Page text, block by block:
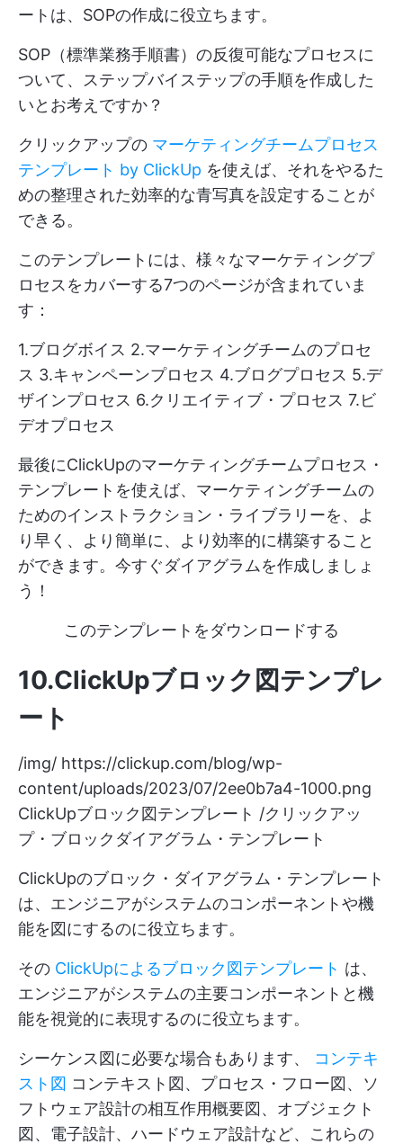
ートは、SOPの作成に役立ちます。
SOP（標準業務手順書）の反復可能なプロセスに
ついて、ステップバイステップの手順を作成した
いとお考えですか？
クリックアップの マーケティングチームプロセス
テンプレート by ClickUp を使えば、それをやるた
めの整理された効率的な青写真を設定することが
できる。
このテンプレートには、様々なマーケティングプ
ロセスをカバーする7つのページが含まれていま
す：
1.ブログボイス 2.マーケティングチームのプロセ
ス 3.キャンペーンプロセス 4.ブログプロセス 5.デ
ザインプロセス 6.クリエイティブ・プロセス 7.ビ
デオプロセス
最後にClickUpのマーケティングチームプロセス・
テンプレートを使えば、マーケティングチームの
ためのインストラクション・ライブラリーを、よ
り早く、より簡単に、より効率的に構築すること
ができます。今すぐダイアグラムを作成しましょ
う！
このテンプレートをダウンロードする
10.ClickUpブロック図テンプレ
ート
/img/ https://clickup.com/blog/wp-
content/uploads/2023/07/2ee0b7a4-1000.png
ClickUpブロック図テンプレート /クリックアッ
プ・ブロックダイアグラム・テンプレート
ClickUpのブロック・ダイアグラム・テンプレート
は、エンジニアがシステムのコンポーネントや機
能を図にするのに役立ちます。
その ClickUpによるブロック図テンプレート は、
エンジニアがシステムの主要コンポーネントと機
能を視覚的に表現するのに役立ちます。
シーケンス図に必要な場合もあります、 コンテキ
スト図 コンテキスト図、プロセス・フロー図、ソ
フトウェア設計の相互作用概要図、オブジェクト
図、電子設計、ハードウェア設計など、これらの